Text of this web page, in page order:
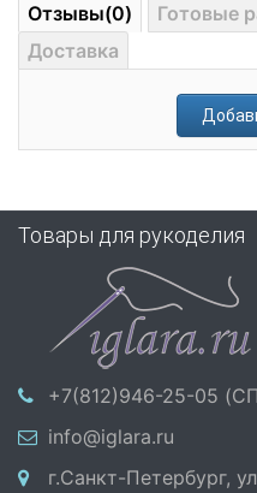
Отзывы(0) Готовые
Доставка
Товары для рукоделия
+7(812)946-25-05
info@iglara.ru
г.Санкт-Петербург,